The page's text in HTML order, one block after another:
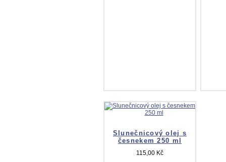
Slunečnicový olej s
česnekem 250 ml
115,00 Kč